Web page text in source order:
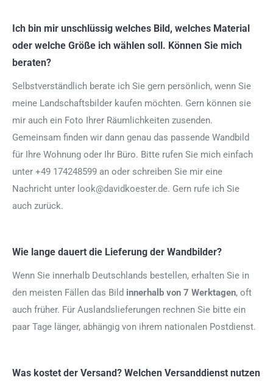
Ich bin mir unschlüssig welches Bild, welches Material
oder welche Größe ich wählen soll. Können Sie mich
beraten?
Selbstverständlich berate ich Sie gern persönlich, wenn Sie
meine Landschaftsbilder kaufen möchten. Gern können sie
mir auch ein Foto Ihrer Räumlichkeiten zusenden.
Gemeinsam finden wir dann genau das passende Wandbild
für Ihre Wohnung oder Ihr Büro. Bitte rufen Sie mich einfach
unter +49 174248599 an oder schreiben Sie mir eine
Nachricht unter look@davidkoester.de. Gern rufe ich Sie
auch zurück.
Wie lange dauert die Lieferung der Wandbilder?
Wenn Sie innerhalb Deutschlands bestellen, erhalten Sie in
den meisten Fällen das Bild innerhalb von 7 Werktagen, oft
auch früher. Für Auslandslieferungen rechnen Sie bitte ein
paar Tage länger, abhängig von ihrem nationalen Postdienst.
Was kostet der Versand? Welchen Versanddienst nutzen